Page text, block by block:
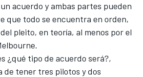
acuerdo y ambas partes pueden
que todo se encuentra en orden,
pleito, en teoría, al menos por el
¿qué tipo de acuerdo será?,
de tener tres pilotos y dos